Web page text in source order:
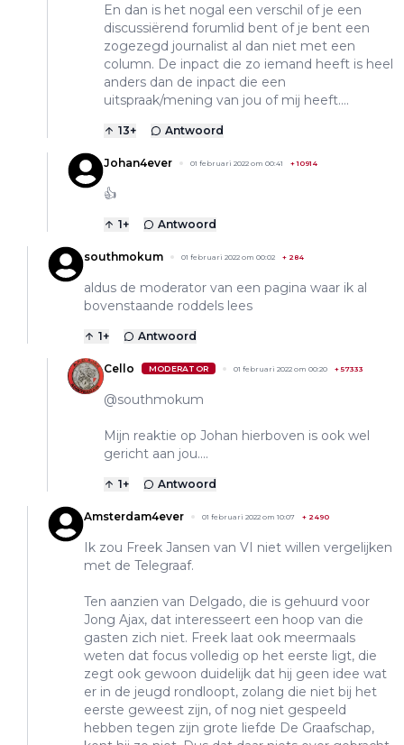
En dan is het nogal een verschil of je een
discussiërend forumlid bent of je bent een
zogezegd journalist al dan niet met een
column. De inpact die zo iemand heeft is heel
anders dan de inpact die een
uitspraak/mening van jou of mij heeft....
13+ Antwoord
Johan4ever 01 februari 2022 om 00:41 +10914
👍
1+ Antwoord
southmokum 01 februari 2022 om 00:02 + 284
aldus de moderator van een pagina waar ik al
bovenstaande roddels lees
1+ Antwoord
Cello MODERATOR 01 februari 2022 om 00:20 +57333
@southmokum
Mijn reaktie op Johan hierboven is ook wel
gericht aan jou....
1+ Antwoord
Amsterdam4ever 01 februari 2022 om 10:07 + 2490
Ik zou Freek Jansen van VI niet willen vergelijken
met de Telegraaf.
Ten aanzien van Delgado, die is gehuurd voor
Jong Ajax, dat interesseert een hoop van die
gasten zich niet. Freek laat ook meermaals
weten dat focus volledig op het eerste ligt, die
zegt ook gewoon duidelijk dat hij geen idee wat
er in de jeugd rondloopt, zolang die niet bij het
eerste geweest zijn, of nog niet gespeeld
hebben tegen zijn grote liefde De Graafschap,